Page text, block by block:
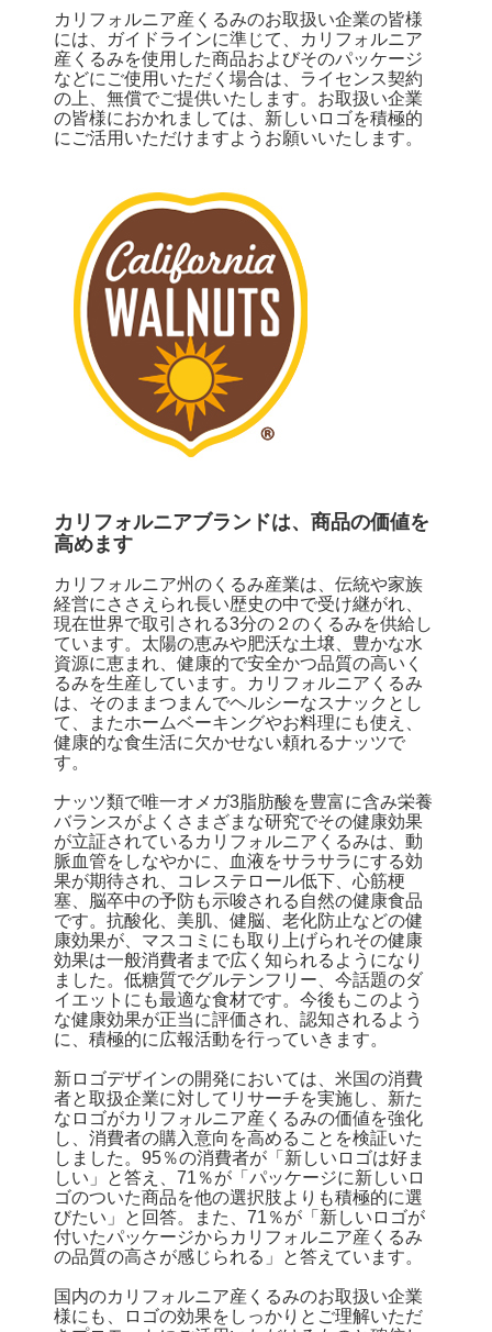
カリフォルニア産くるみのお取扱い企業の皆様
には、ガイドラインに準じて、カリフォルニア
産くるみを使用した商品およびそのパッケージ
などにご使用いただく場合は、ライセンス契約
の上、無償でご提供いたします。お取扱い企業
の皆様におかれましては、新しいロゴを積極的
にご活用いただけますようお願いいたします。
カリフォルニアブランドは、商品の価値を
高めます
カリフォルニア州のくるみ産業は、伝統や家族
経営にささえられ長い歴史の中で受け継がれ、
現在世界で取引される3分の２のくるみを供給し
ています。太陽の恵みや肥沃な土壌、豊かな水
資源に恵まれ、健康的で安全かつ品質の高いく
るみを生産しています。カリフォルニアくるみ
は、そのままつまんでヘルシーなスナックとし
て、またホームベーキングやお料理にも使え、
健康的な食生活に欠かせない頼れるナッツで
す。
ナッツ類で唯一オメガ3脂肪酸を豊富に含み栄養
バランスがよくさまざまな研究でその健康効果
が立証されているカリフォルニアくるみは、動
脈血管をしなやかに、血液をサラサラにする効
果が期待され、コレステロール低下、心筋梗
塞、脳卒中の予防も示唆される自然の健康食品
です。抗酸化、美肌、健脳、老化防止などの健
康効果が、マスコミにも取り上げられその健康
効果は一般消費者まで広く知られるようになり
ました。低糖質でグルテンフリー、今話題のダ
イエットにも最適な食材です。今後もこのよう
な健康効果が正当に評価され、認知されるよう
に、積極的に広報活動を行っていきます。
新ロゴデザインの開発においては、米国の消費
者と取扱企業に対してリサーチを実施し、新た
なロゴがカリフォルニア産くるみの価値を強化
し、消費者の購入意向を高めることを検証いた
しました。95％の消費者が「新しいロゴは好ま
しい」と答え、71％が「パッケージに新しいロ
ゴのついた商品を他の選択肢よりも積極的に選
びたい」と回答。また、71％が「新しいロゴが
付いたパッケージからカリフォルニア産くるみ
の品質の高さが感じられる」と答えています。
国内のカリフォルニア産くるみのお取扱い企業
様にも、ロゴの効果をしっかりとご理解いただ